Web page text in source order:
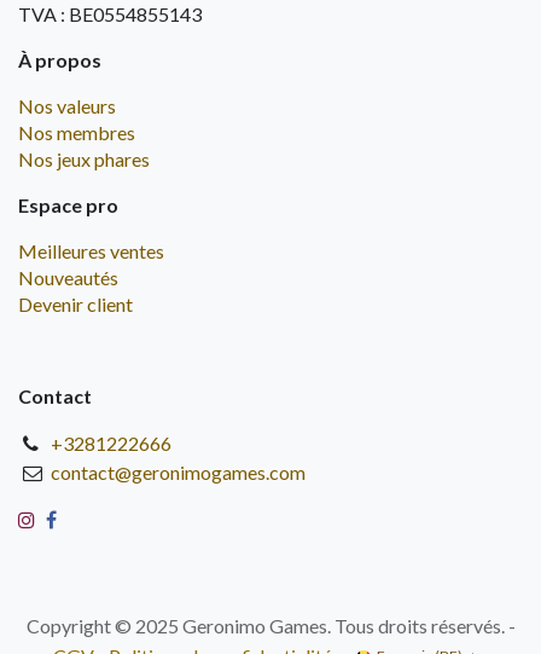
TVA : BE0554855143
À propos
Nos valeurs
Nos membres
Nos jeux phares
Espace pro
Meilleures ventes
Nouveautés
Devenir client
Contact
+3281222666
contact@geronimogames.com
Copyright © 2025 Geronimo Games. Tous droits réservés. -